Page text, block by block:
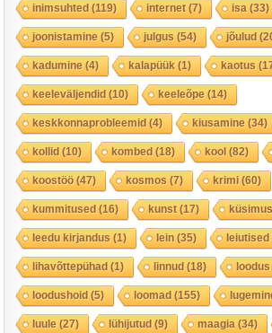
inimsuhted(119) internet(7) isa (33)
joonistamine (5) julgus (54) jõulud
kadumine (4) kalapüük (1) kaotus
keeleväljendid(10) keeleõpe (14)
keskkonnaprobleemid(4) kiusamine (34)
kollid(10) kombed(18) kool(82)
koostöö(47) kosmos (7) krimi(60)
kummitused(16) kunst(17)
leedu kirjandus (1) lein(35) leiutised
lihavõttepühad(1) linnud(18) loodus
loodushoid(5) loomad(155)
luule (27) lühijutud(9) maagia (34)